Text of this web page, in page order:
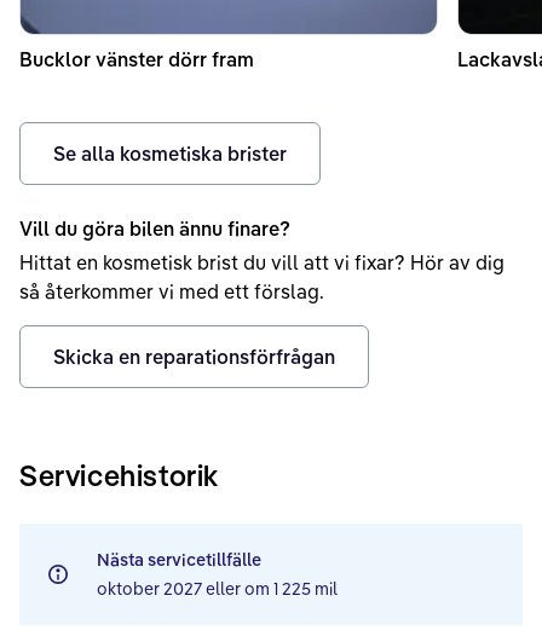
Bucklor vänster dörr fram
Se alla kosmetiska brister
Vill du göra bilen ännu finare?
Hittat en kosmetisk brist du vill att vi fixar? Hör av dig
så återkommer vi med ett förslag.
Skicka en reparationsförfrågan
Servicehistorik
Nästa servicetillfälle
oktober 2027eller om 1 225 mil